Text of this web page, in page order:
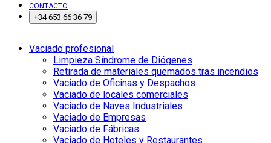
CONTACTO
+34 653 66 36 79
Vaciado profesional
Limpieza Síndrome de Diógenes
Retirada de materiales quemados tras incendios
Vaciado de Oficinas y Despachos
Vaciado de locales comerciales
Vaciado de Naves Industriales
Vaciado de Empresas
Vaciado de Fábricas
Vaciado de Hoteles y Restaurantes